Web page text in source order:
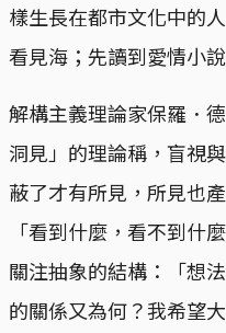
樣生長在都市文化中的
看見海；先讀到愛情小
解構主義理論家保羅．
洞見」的理論稱，盲視
蔽了才有所見，所見也
「看到什麼，看不到什
關注抽象的結構：「想
的關係又為何？我希望